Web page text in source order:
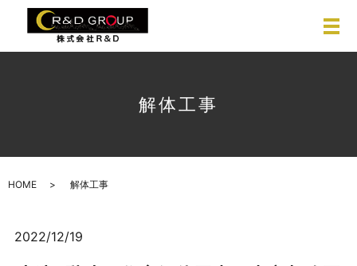
解体工事
HOME 解体工事
2022/12/19